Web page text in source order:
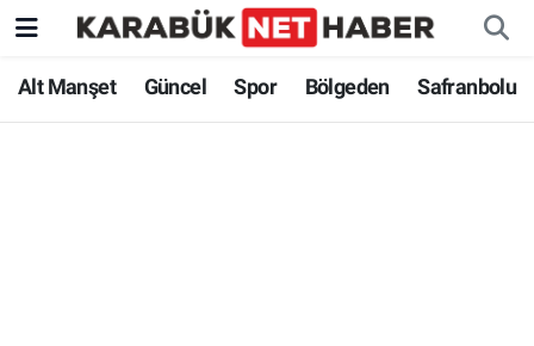
Alt Manşet Güncel Spor Bölgeden Safranbolu